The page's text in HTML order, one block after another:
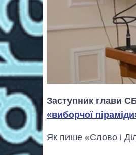
Заступник глави
«виборчої
Як пише «Слово і